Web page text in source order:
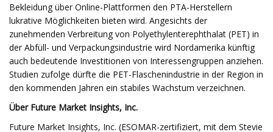
Bekleidung über Online-Plattformen den PTA-Herstellern
lukrative Möglichkeiten bieten wird. Angesichts der
zunehmenden Verbreitung von Polyethylenterephthalat (PET) in
der Abfüll- und Verpackungsindustrie wird Nordamerika künftig
auch bedeutende Investitionen von Interessengruppen anziehen.
Studien zufolge dürfte die PET-Flaschenindustrie in der Region in
den kommenden Jahren ein stabiles Wachstum verzeichnen.
Über Future Market Insights, Inc.
Future Market Insights, Inc. (ESOMAR-zertifiziert, mit dem Stevie